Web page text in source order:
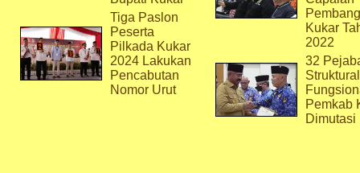
Tiga Paslon
Peserta
Pilkada Kukar
2024 Lakukan
Pencabutan
Nomor Urut
Kukar
2022
32
Pemkab
Dimutasi